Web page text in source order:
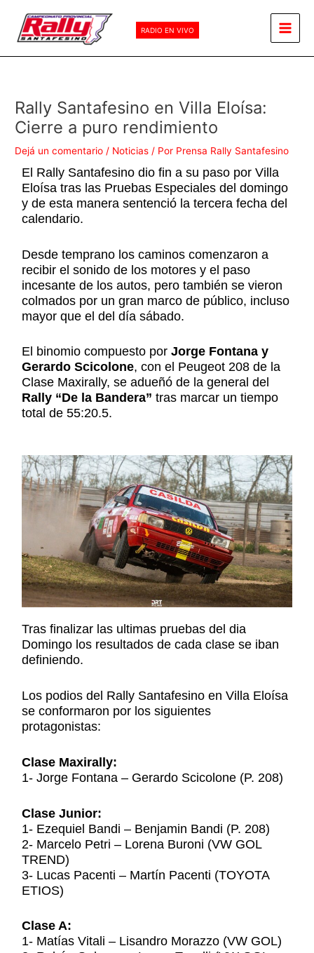
contenido
RADIO EN VIVO
Main
Rally Santafesino en Villa Eloísa:
Cierre a puro rendimiento
Dejá un comentario / Noticias / Por Prensa Rally Santafesino
El Rally Santafesino dio fin a su paso por Villa
Eloísa tras las Pruebas Especiales del domingo
y de esta manera sentenció la tercera fecha del
calendario.
Desde temprano los caminos comenzaron a
recibir el sonido de los motores y el paso
incesante de los autos, pero también se vieron
colmados por un gran marco de público, incluso
mayor que el del día sábado.
El binomio compuesto porJorge Fontana y
Gerardo Scicolone, con el Peugeot 208 de la
Clase Maxirally, se adueñó de la general del
Rally “De la Bandera” tras marcar un tiempo
total de 55:20.5.
Tras finalizar las ultimas pruebas del dia
Domingo los resultados de cada clase se iban
definiendo.
Los podios del Rally Santafesino en Villa Eloísa
se conformaron por los siguientes
protagonistas:
Clase Maxirally:
1- Jorge Fontana – Gerardo Scicolone (P. 208)
Clase Junior:
1- Ezequiel Bandi – Benjamin Bandi (P. 208)
2- Marcelo Petri – Lorena Buroni (VW GOL
TREND)
3- Lucas Pacenti – Martín Pacenti (TOYOTA
ETIOS)
Clase A:
1- Matías Vitali – Lisandro Morazzo (VW GOL)